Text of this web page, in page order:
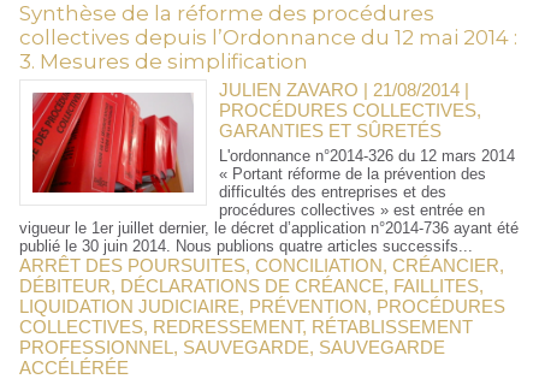
Synthèse de la réforme des procédures
collectives depuis l’Ordonnance du 12 mai 2014 :
3. Mesures de simplification
JULIEN ZAVARO | 21/08/2014 |
PROCÉDURES COLLECTIVES,
GARANTIES ET SÛRETÉS
L'ordonnance n°2014-326 du 12 mars 2014
« Portant réforme de la prévention des
difficultés des entreprises et des
procédures collectives » est entrée en
vigueur le 1er juillet dernier, le décret d’application n°2014-736 ayant été
publié le 30 juin 2014. Nous publions quatre articles successifs...
ARRÊT DES POURSUITES, CONCILIATION, CRÉANCIER,
DÉBITEUR, DÉCLARATIONS DE CRÉANCE, FAILLITES,
LIQUIDATION JUDICIAIRE, PRÉVENTION, PROCÉDURES
COLLECTIVES, REDRESSEMENT, RÉTABLISSEMENT
PROFESSIONNEL , SAUVEGARDE, SAUVEGARDE
ACCÉLÉRÉE